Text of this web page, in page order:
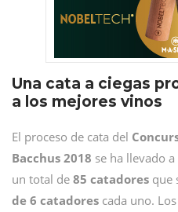
Una cata a ciegas
a los mejores vinos
El proceso de cata del
Bacchus 2018 se ha llevado
un total de 85 catadores que
de 6 catadores cada uno.